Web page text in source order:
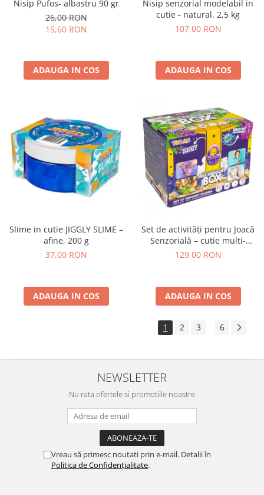
Nisip Pufos- albastru 90 gr
26,00 RON
15,60 RON
ADAUGA IN COS
Nisip senzorial modelabil in
cutie - natural, 2,5 kg
107,00 RON
ADAUGA IN COS
Slime in cutie JIGGLY SLIME –
afine, 200 g
37,00 RON
ADAUGA IN COS
Set de activități pentru Joacă
Senzorială – cutie multi-
senzorială
129,00 RON
ADAUGA IN COS
1 2 3 6
NEWSLETTER
Nu rata ofertele si promotiile noastre
Vreau să primesc noutati prin e-mail. Detalii în
Politica de Confidențialitate.